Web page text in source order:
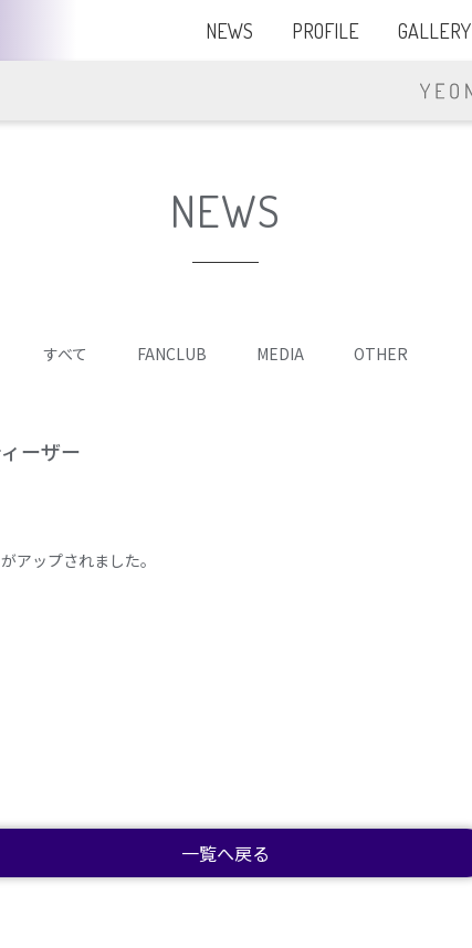
NEWS PROFILE GALLERY
NEWS
すべて FANCLUB MEDIA OTHER
ーザー
アップされました。
一覧へ戻る